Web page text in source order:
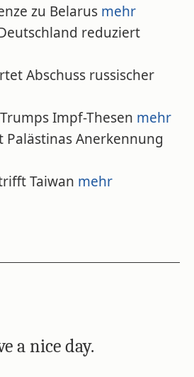
zu Belarus mehr
reduziert
Abschuss russischer
Impf-Thesen mehr
Palästinas Anerkennung
Taiwan mehr
a nice day.